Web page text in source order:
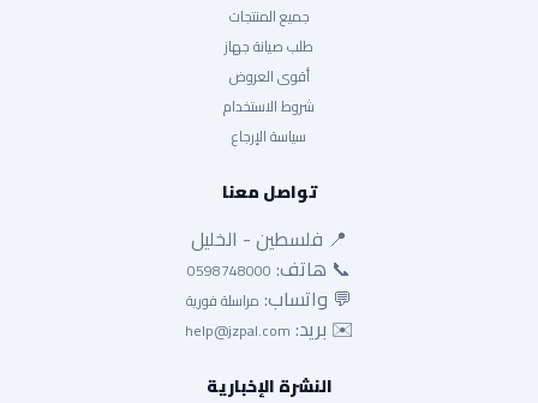
جميع المنتجات
طلب صيانة جهاز
أقوى العروض
شروط الاستخدام
سياسة الإرجاع
تواصل معنا
📍 فلسطين - الخليل
📞 هاتف: 0598748000
💬 واتساب: مراسلة فورية
✉️ بريد: help@jzpal.com
النشرة الإخبارية